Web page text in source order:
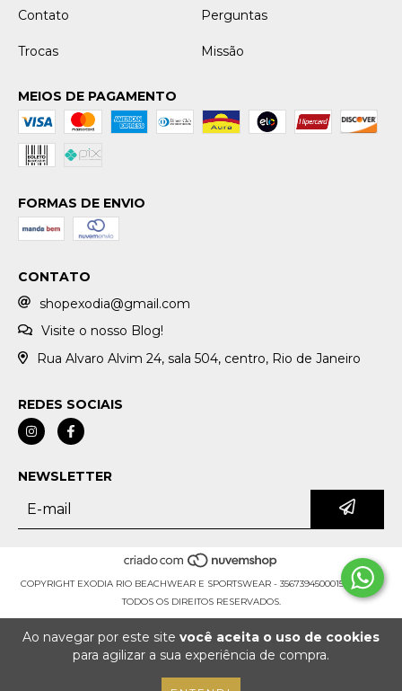
Ao navegar por este site você aceita o uso de cookies
para agilizar a sua experiência de compra.
Contato Perguntas
Trocas Missão
MEIOS DE PAGAMENTO
FORMAS DE ENVIO
CONTATO
shopexodia@gmail.com
Visite o nosso Blog!
Rua Alvaro Alvim 24, sala 504, centro, Rio de Janeiro
REDES SOCIAIS
NEWSLETTER
COPYRIGHT EXODIA RIO BEACHWEAR E SPORTSWEAR - 35673945000159 - 2026.
TODOS OS DIREITOS RESERVADOS.